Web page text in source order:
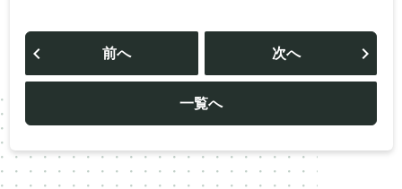
投
ビ
ー
シ
ョ
前へ
一覧へ
次へ